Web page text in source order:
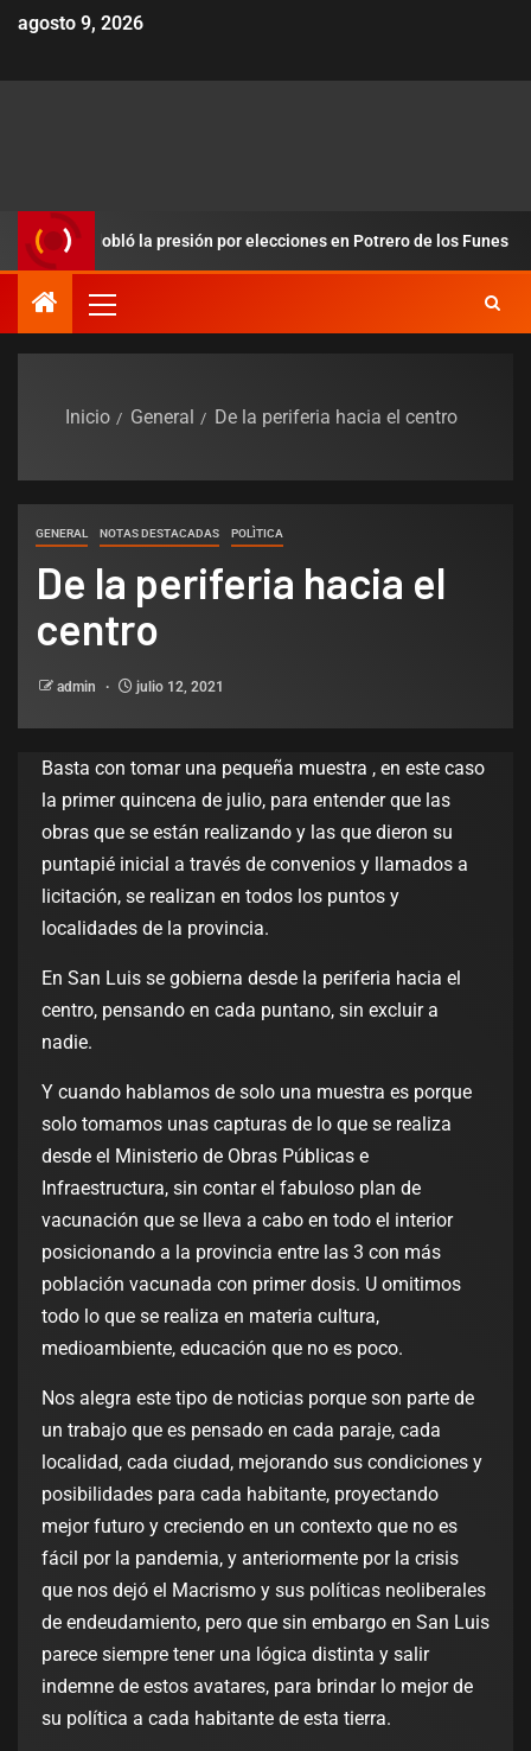
agosto 9, 2026
redobló la presión por elecciones en Potrero de los Funes
Inicio General De la periferia hacia el centro
GENERAL NOTAS DESTACADAS POLÌTICA
De la periferia hacia el
centro
admin julio 12, 2021
Basta con tomar una pequeña muestra , en este caso
la primer quincena de julio, para entender que las
obras que se están realizando y las que dieron su
puntapié inicial a través de convenios y llamados a
licitación, se realizan en todos los puntos y
localidades de la provincia.
En San Luis se gobierna desde la periferia hacia el
centro, pensando en cada puntano, sin excluir a
nadie.
Y cuando hablamos de solo una muestra es porque
solo tomamos unas capturas de lo que se realiza
desde el Ministerio de Obras Públicas e
Infraestructura, sin contar el fabuloso plan de
vacunación que se lleva a cabo en todo el interior
posicionando a la provincia entre las 3 con más
población vacunada con primer dosis. U omitimos
todo lo que se realiza en materia cultura,
medioambiente, educación que no es poco.
Nos alegra este tipo de noticias porque son parte de
un trabajo que es pensado en cada paraje, cada
localidad, cada ciudad, mejorando sus condiciones y
posibilidades para cada habitante, proyectando
mejor futuro y creciendo en un contexto que no es
fácil por la pandemia, y anteriormente por la crisis
que nos dejó el Macrismo y sus políticas neoliberales
de endeudamiento, pero que sin embargo en San Luis
parece siempre tener una lógica distinta y salir
indemne de estos avatares, para brindar lo mejor de
su política a cada habitante de esta tierra.